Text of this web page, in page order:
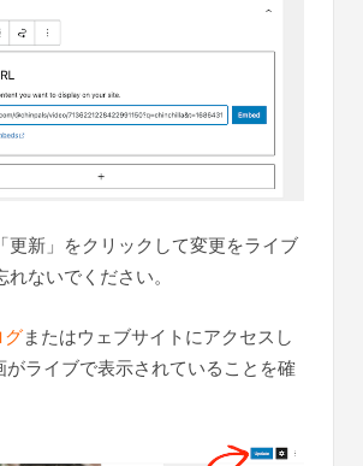
更新」をクリックして変更をライブ
ないでください。
グまたはウェブサイトにアクセスし
がライブで表示されていることを確